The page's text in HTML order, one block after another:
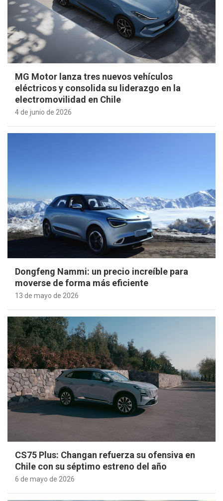
MG Motor lanza tres nuevos vehículos
eléctricos y consolida su liderazgo en la
electromovilidad en Chile
4 de junio de 2026
Dongfeng Nammi: un precio increíble para
moverse de forma más eficiente
13 de mayo de 2026
CS75 Plus: Changan refuerza su ofensiva en
Chile con su séptimo estreno del año
6 de mayo de 2026